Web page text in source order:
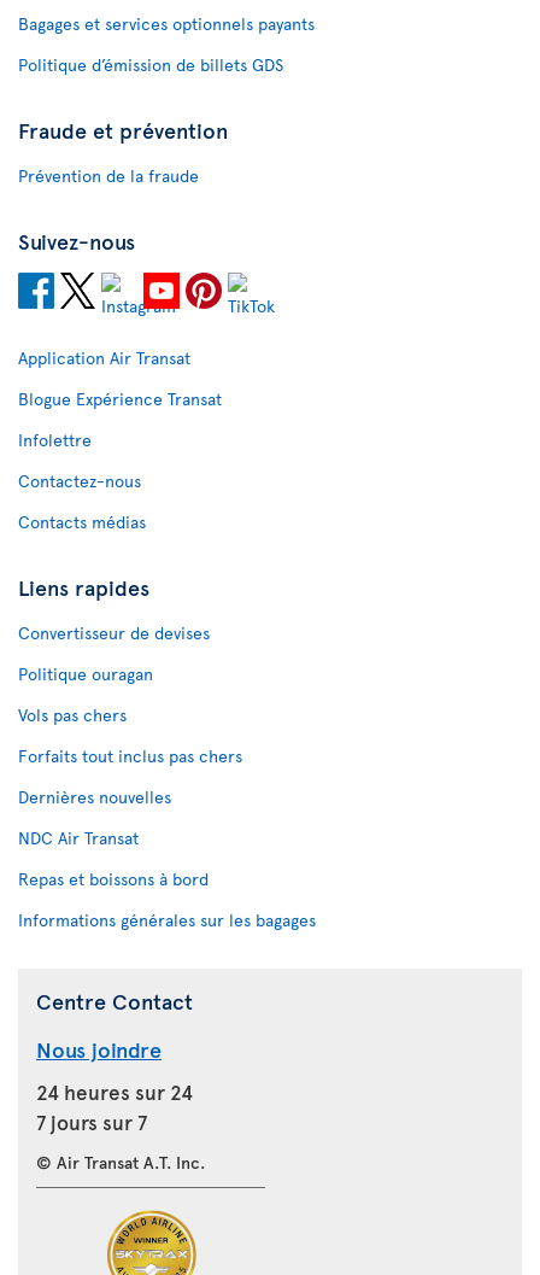
Bagages et services optionnels payants
Politique d’émission de billets GDS
Fraude et prévention
Prévention de la fraude
Suivez-nous
Application Air Transat
Blogue Expérience Transat
Infolettre
Contactez-nous
Contacts médias
Liens rapides
Convertisseur de devises
Politique ouragan
Vols pas chers
Forfaits tout inclus pas chers
Dernières nouvelles
NDC Air Transat
Repas et boissons à bord
Informations générales sur les bagages
Centre Contact
Nous joindre
24 heures sur 24
7 jours sur 7
© Air Transat A.T. Inc.